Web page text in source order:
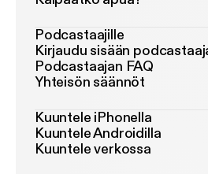
Podcastaajille
Kirjaudu sisään
Podcastaajan FAQ
Yhteisön säännöt
Kuuntele iPhonella
Kuuntele Androidilla
Kuuntele verkossa